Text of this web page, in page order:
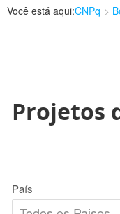
Você está aqui:CNPq
Projetos
País